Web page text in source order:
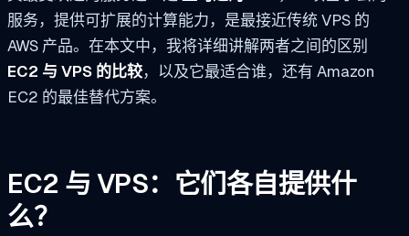
服务，提供可扩展的计算能力，是最接近传统 VPS 的
AWS 产品。在本文中，我将详细讲解两者之间的区别
EC2 与 VPS 的比较，以及它最适合谁，还有 Amazon
EC2 的最佳替代方案。
EC2 与 VPS：它们各自提供什
么？